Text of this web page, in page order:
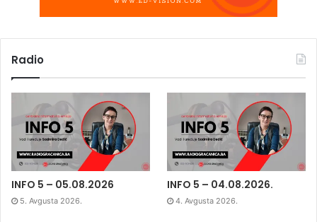
Radio
INFO 5 – 05.08.2026
5. Avgusta 2026.
INFO 5 – 04.08.2026.
4. Avgusta 2026.